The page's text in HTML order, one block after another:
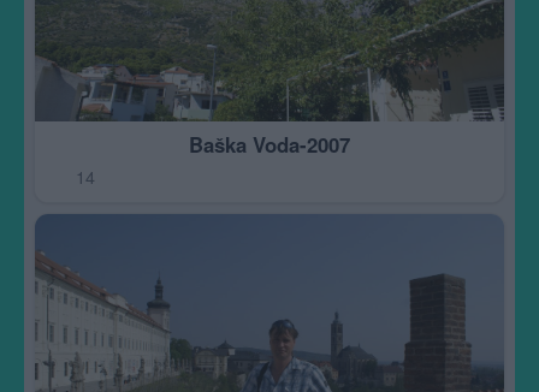
Baška Voda-2007
14